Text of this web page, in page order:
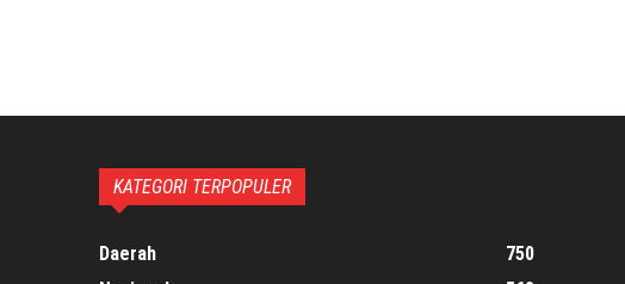
KATEGORI TERPOPULER
Daerah
750